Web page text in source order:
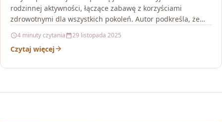
rodzinnej aktywności, łączące zabawę z korzyściami
zdrowotnymi dla wszystkich pokoleń. Autor podkreśla, że
4 minuty czytania 29 listopada 2025
Czytaj więcej